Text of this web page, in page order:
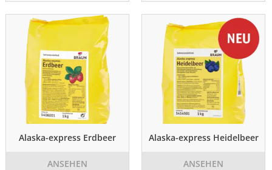
Alaska-express Erdbeer
ANSEHEN
Alaska-express Heidelbeer
ANSEHEN